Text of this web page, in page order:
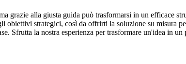
grazie alla giusta guida può trasformarsi in un efficace
strategici, così da offrirti la soluzione su misura
Sfrutta la nostra esperienza per trasformare un'idea in